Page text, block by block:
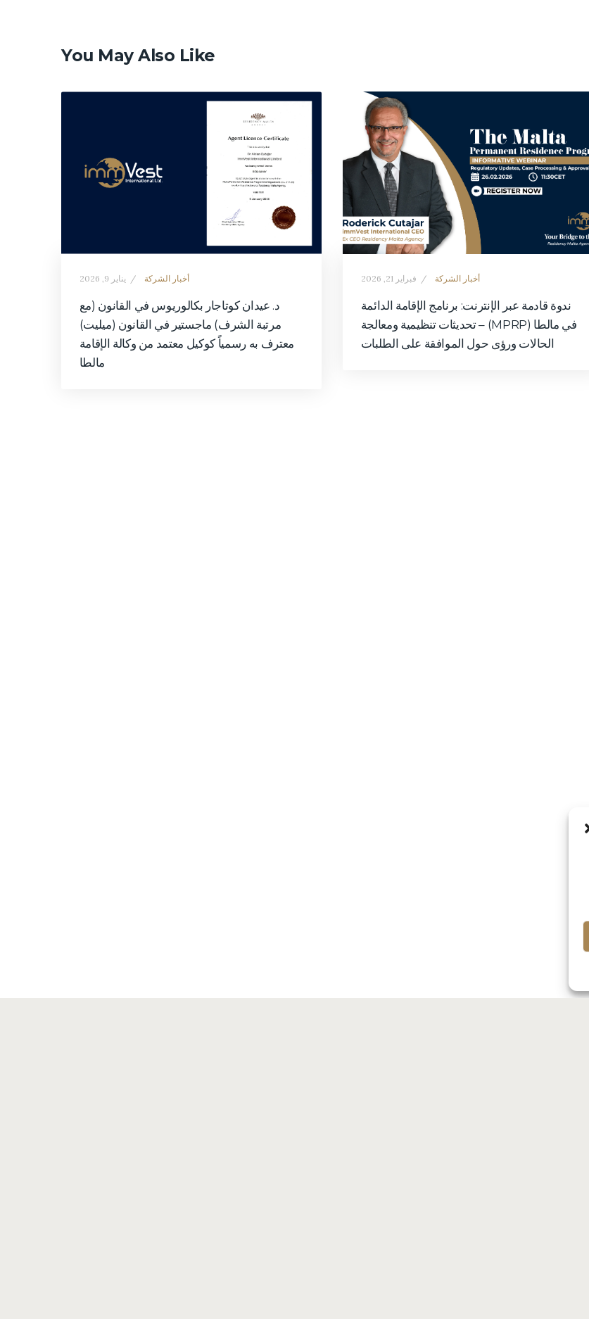
You May Also Like
أخبار الشركة فبراير 21, 2026
ندوة قادمة عبر الإنترنت: برنامج الإقامة الدائمة
في مالطا (MPRP) – تحديثات تنظيمية ومعالجة
الحالات ورؤى حول الموافقة على الطلبات
أخبار الشركة يناير 9, 2026
د. عيدان كوتاجار بكالوريوس في القانون (مع
مرتبة الشرف) ماجستير في القانون (ميليت)
معترف به رسمياً كوكيل معتمد من وكالة الإقامة
مالطا